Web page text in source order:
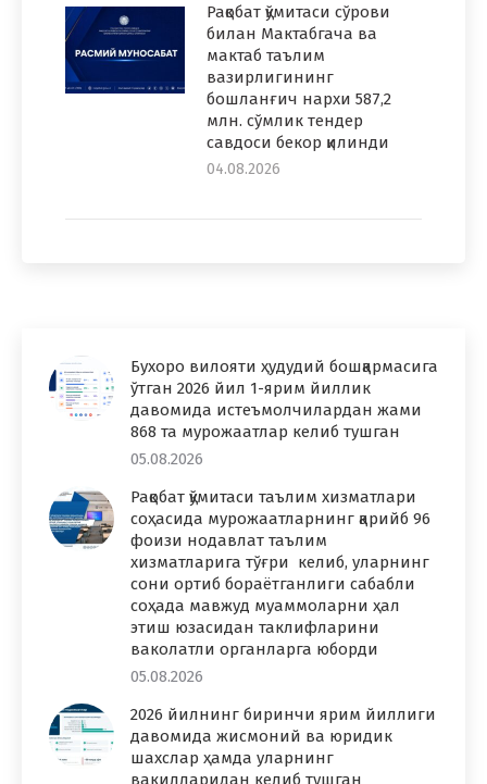
Рақобат қўмитаси сўрови
билан Мактабгача ва
мактаб таълим
вазирлигининг
бошланғич нархи 587,2
млн. сўмлик тендер
савдоси бекор қилинди
04.08.2026
Бухоро вилояти ҳудудий бошқармасига
ўтган 2026 йил 1-ярим йиллик
давомида истеъмолчилардан жами
868 та мурожаатлар келиб тушган
05.08.2026
Рақобат қўмитаси таълим хизматлари
соҳасида мурожаатларнинг қарийб 96
фоизи нодавлат таълим
хизматларига тўғри келиб, уларнинг
сони ортиб бораётганлиги сабабли
соҳада мавжуд муаммоларни ҳал
этиш юзасидан таклифларини
ваколатли органларга юборди
05.08.2026
2026 йилнинг биринчи ярим йиллиги
давомида жисмоний ва юридик
шахслар ҳамда уларнинг
вакилларидан келиб тушган